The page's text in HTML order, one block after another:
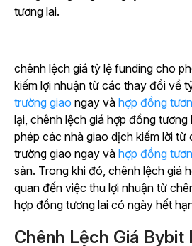
tương lai.
chênh lệch giá tỷ lệ funding cho
kiếm lợi nhuận từ các thay đổi về
trường giao ngay và hợp đồng
lại, chênh lệch giá hợp đồng
phép các nhà giao dịch kiếm lời từ
trường giao ngay và hợp đồng
sản. Trong khi đó, chênh lệch giá
quan đến việc thu lợi nhuận từ
hợp đồng tương lai có ngày hết
Chênh Lệch Giá Bybit